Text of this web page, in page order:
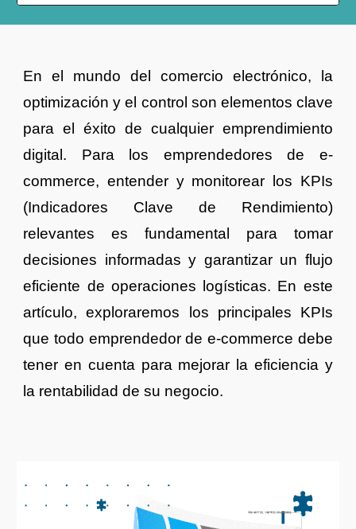
En el mundo del comercio electrónico, la
optimización y el control son elementos clave
para el éxito de cualquier emprendimiento
digital. Para los emprendedores de e-
commerce, entender y monitorear los KPIs
(Indicadores Clave de Rendimiento)
relevantes es fundamental para tomar
decisiones informadas y garantizar un flujo
eficiente de operaciones logísticas. En este
artículo, exploraremos los principales KPIs
que todo emprendedor de e-commerce debe
tener en cuenta para mejorar la eficiencia y
la rentabilidad de su negocio.